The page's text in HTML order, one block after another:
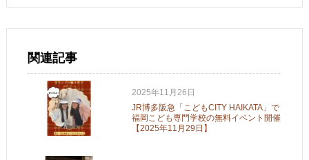
関連記事
2025年11月26日
JR博多阪急「こどもCITY HAIKATA」で
福岡こども専門学校の無料イベント開催
【2025年11月29日】